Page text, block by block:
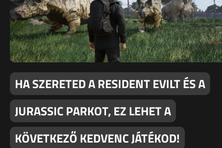
HA SZERETED A RESIDENT EVILT ÉS A
JURASSIC PARKOT, EZ LEHET A
KÖVETKEZŐ KEDVENC JÁTÉKOD!